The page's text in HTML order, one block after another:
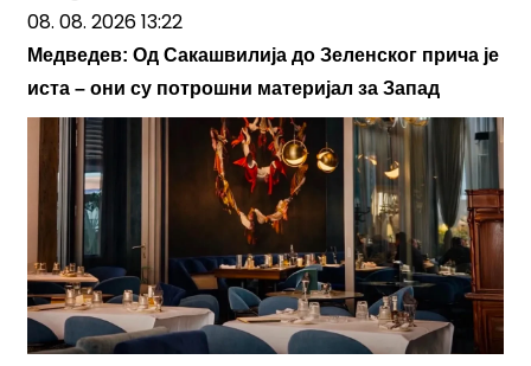
08. 08. 2026 13:22
Медведев: Од Сакашвилија до Зеленског прича је
иста – они су потрошни материјал за Запад